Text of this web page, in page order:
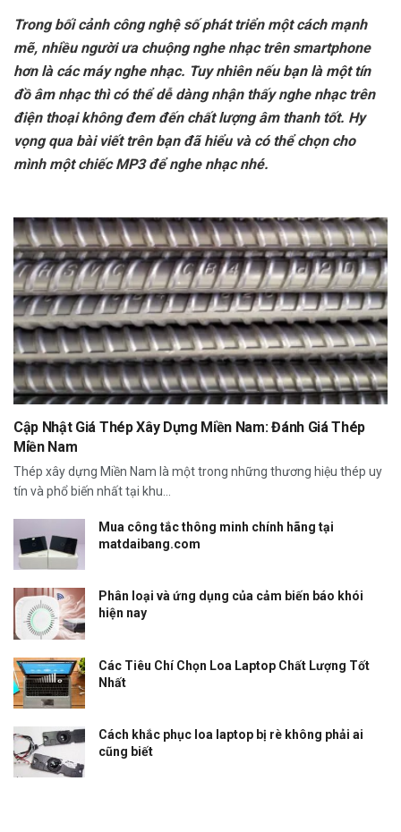
Trong bối cảnh công nghệ số phát triển một cách mạnh
mẽ, nhiều người ưa chuộng nghe nhạc trên smartphone
hơn là các máy nghe nhạc. Tuy nhiên nếu bạn là một tín
đồ âm nhạc thì có thể dễ dàng nhận thấy nghe nhạc trên
điện thoại không đem đến chất lượng âm thanh tốt. Hy
vọng qua bài viết trên bạn đã hiểu và có thể chọn cho
mình một chiếc MP3 để nghe nhạc nhé.
Cập Nhật Giá Thép Xây Dựng Miền Nam: Đánh Giá Thép
Miền Nam
Thép xây dựng Miền Nam là một trong những thương hiệu thép uy
tín và phổ biến nhất tại khu...
Mua công tắc thông minh chính hãng tại
matdaibang.com
Phân loại và ứng dụng của cảm biến báo khói
hiện nay
Các Tiêu Chí Chọn Loa Laptop Chất Lượng Tốt
Nhất
Cách khắc phục loa laptop bị rè không phải ai
cũng biết